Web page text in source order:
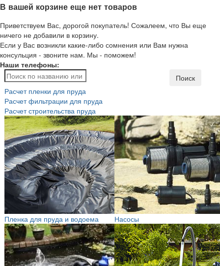
В вашей корзине еще нет товаров
Приветствуем Вас, дорогой покупатель! Сожалеем, что Вы еще
ничего не добавили в корзину.
Если у Вас возникли какие-либо сомнения или Вам нужна
консульция - звоните нам. Мы - поможем!
Наши телефоны:
Поиск
Расчет пленки для пруда
Расчет фильтрации для пруда
Расчет строительства пруда
Пленка для пруда и водоема Насосы